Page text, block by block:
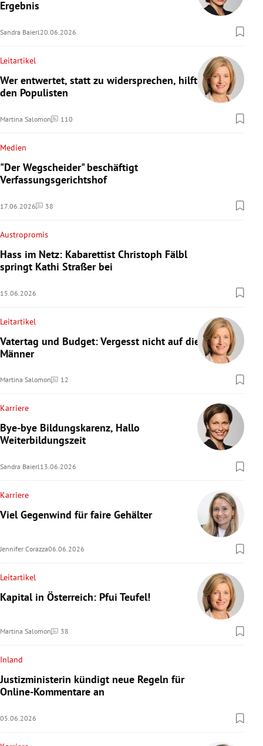
Ergebnis
Sandra Baierl 20.06.2026
Leitartikel
Wer entwertet, statt zu widersprechen, hilft
den Populisten
Martina Salomon 110
Kommentare
Medien
"Der Wegscheider" beschäftigt
Verfassungsgerichtshof
17.06.2026 38
Kommentare
Austropromis
Hass im Netz: Kabarettist Christoph Fälbl
springt Kathi Straßer bei
15.06.2026
Leitartikel
Vatertag und Budget: Vergesst nicht auf die
Männer
Martina Salomon 12
Kommentare
Karriere
Bye-bye Bildungskarenz, Hallo
Weiterbildungszeit
Sandra Baierl13.06.2026
Karriere
Viel Gegenwind für faire Gehälter
Jennifer Corazza06.06.2026
Leitartikel
Kapital in Österreich: Pfui Teufel!
Martina Salomon 38
Kommentare
Inland
Justizministerin kündigt neue Regeln für
Online-Kommentare an
05.06.2026